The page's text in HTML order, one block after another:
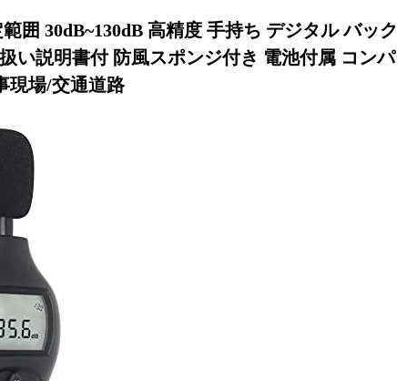
囲 30dB~130dB 高精度 手持ち デジタル バック
い説明書付 防風スポンジ付き 電池付属 コンパ
現場/交通道路